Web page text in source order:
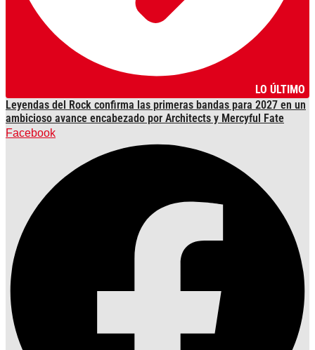
LO ÚLTIMO
Leyendas del Rock confirma las primeras bandas para 2027 en un
ambicioso avance encabezado por Architects y Mercyful Fate
Facebook